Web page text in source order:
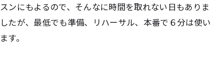
スンにもよるので、そんなに時間を取れない日もありま
したが、最低でも準備、リハーサル、本番で６分は使い
ます。